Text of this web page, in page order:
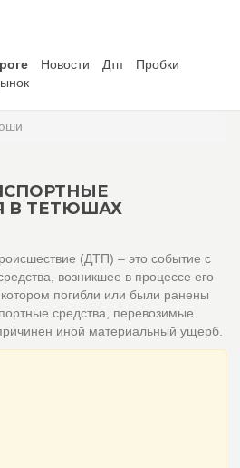
Новости Дтп
Пробки
В ТЕТЮШАХ
(ДТП) – это событие с
возникшее в процессе его
погибли или были ранены
средства, перевозимые
иной материальный ущерб.